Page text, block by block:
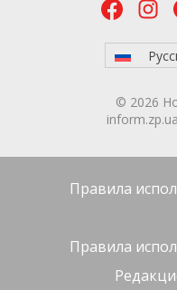
© 2026
Правила
Правила